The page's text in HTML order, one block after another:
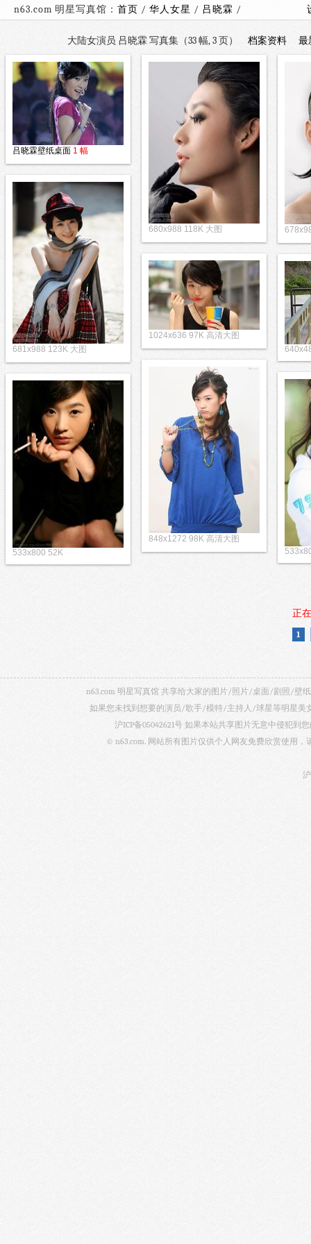
n63.com 明星写真馆： 首页 / 华人女星 / 吕晓霖 /
大陆女演员 吕晓霖 写真集（33 幅, 3 页） 档案资料 最
吕晓霖壁纸桌面 1 幅
680x988 118K 大图
681x988 123K 大图
1024x636 97K 高清大图
848x1272 98K 高清大图
533x800 52K
正
1
n63.com 明星写真馆 共享给大家的图片/照片/桌面/剧照/壁
如果您未找到想要的演员/歌手/模特/主持人/球星等明星美
沪ICP备05042621号 如果本站共享图片无意中侵犯到
© n63.com. 网站所有图片仅供个人网友免费欣赏使用